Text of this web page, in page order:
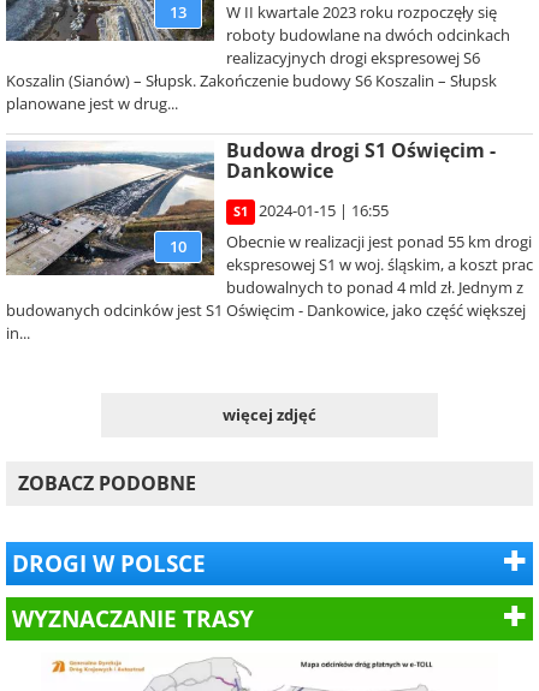
13
W II kwartale 2023 roku rozpoczęły się
roboty budowlane na dwóch odcinkach
realizacyjnych drogi ekspresowej S6
Koszalin (Sianów) – Słupsk. Zakończenie budowy S6 Koszalin – Słupsk
planowane jest w drug...
10
Budowa drogi S1 Oświęcim -
Dankowice
S1
2024-01-15 | 16:55
Obecnie w realizacji jest ponad 55 km drogi
ekspresowej S1 w woj. śląskim, a koszt prac
budowalnych to ponad 4 mld zł. Jednym z
budowanych odcinków jest S1 Oświęcim - Dankowice, jako część większej
in...
więcej zdjęć
ZOBACZ PODOBNE
DROGI W POLSCE
WYZNACZANIE TRASY